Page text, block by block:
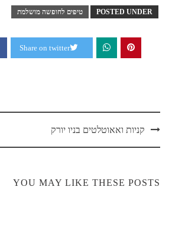
POSTED UNDER טיפים לחופשה מושלמת
Share on twitter
Postקניות ואאוטלטים בניו יורק
YOU MAY LIKE THESE POSTS